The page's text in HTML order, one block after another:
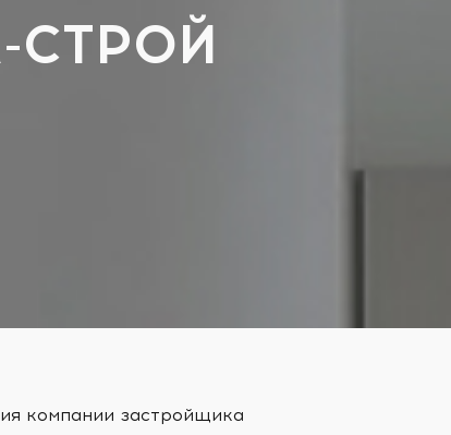
СТРОЙ
компании застройщика